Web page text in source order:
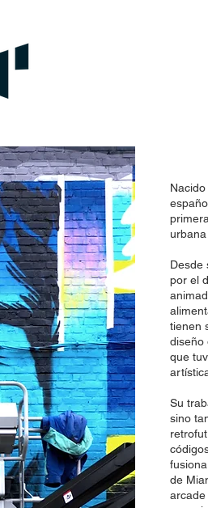
Desde
por el
tienen
diseño
que
Su
sino
de